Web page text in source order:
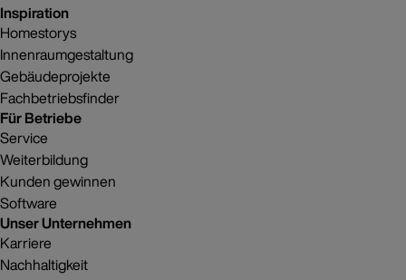
Inspiration
Homestorys
Innenraumgestaltung
Gebäudeprojekte
Fachbetriebsfinder
Für Betriebe
Service
Weiterbildung
Kunden gewinnen
Software
Unser Unternehmen
Karriere
Nachhaltigkeit